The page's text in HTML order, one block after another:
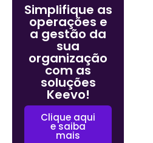
Simplifique as
operações e
a gestão da
sua
organização
com as
soluções
Keevo!
Clique aqui
e saiba
mais